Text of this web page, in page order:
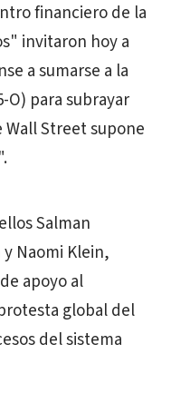
financiero de la
invitaron hoy a
a sumarse a la
para subrayar
Wall Street supone
Salman
Naomi Klein,
apoyo al
global del
del sistema